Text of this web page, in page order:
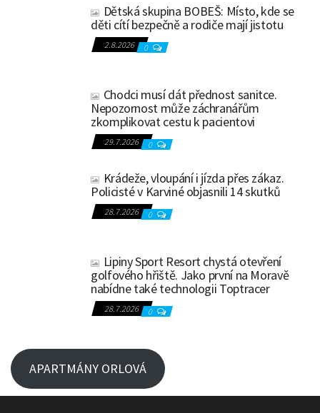
Dětská skupina BOBEŠ: Místo, kde se
děti cítí bezpečně a rodiče mají jistotu
2.8.2026 0
Chodci musí dát přednost sanitce.
Nepozornost může záchranářům
zkomplikovat cestu k pacientovi
29.7.2026 0
Krádeže, vloupání i jízda přes zákaz.
Policisté v Karviné objasnili 14 skutků
28.7.2026 0
Lipiny Sport Resort chystá otevření
golfového hřiště. Jako první na Moravě
nabídne také technologii Toptracer
28.7.2026 0
APARTMÁNY ORLOVÁ